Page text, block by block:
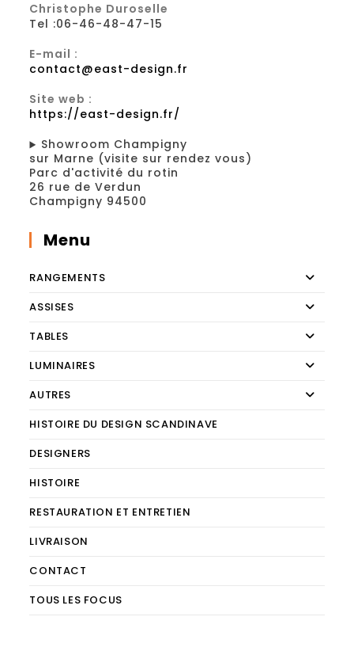
Christophe Duroselle
Tel :06-46-48-47-15
E-mail :
contact@east-design.fr
Site web :
https://east-design.fr/
Showroom Champigny
sur Marne (visite sur rendez vous)
Parc d'activité du rotin
26 rue de Verdun
Champigny 94500
Menu
RANGEMENTS
ASSISES
TABLES
LUMINAIRES
AUTRES
HISTOIRE DU DESIGN SCANDINAVE
DESIGNERS
HISTOIRE
RESTAURATION ET ENTRETIEN
LIVRAISON
CONTACT
TOUS LES FOCUS